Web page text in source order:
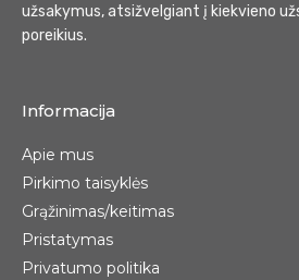
užsakymus, atsižvelgiant į kiekvieno
poreikius.
Informacija
Apie mus
Pirkimo taisyklės
Grąžinimas/keitimas
Pristatymas
Privatumo politika